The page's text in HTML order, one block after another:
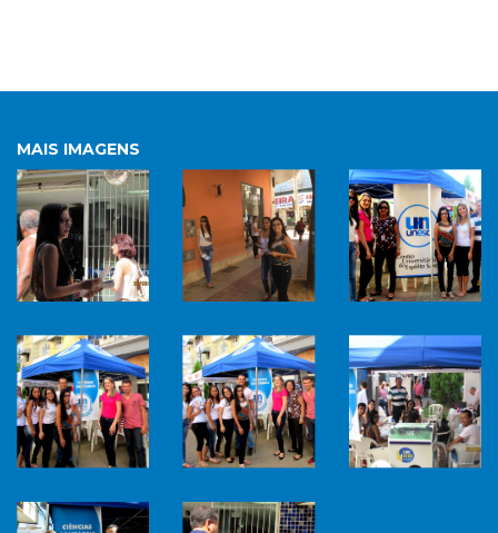
MAIS IMAGENS